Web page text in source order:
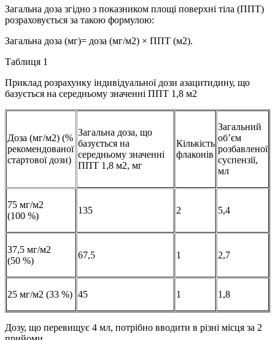
Загальна доза згідно з показником площі поверхні тіла (ППТ)
розраховується за такою формулою:
Загальна доза (мг)= доза (мг/м2) × ППТ (м2).
Таблиця 1
Приклад розрахунку індивідуальної дози азацитидину, що
базується на середньому значенні ППТ 1,8 м2
Доза (мг/м2) (%
рекомендованої
стартової дози)
Загальна доза, що
базується на
середньому значенні
ППТ 1,8 м2, мг
Кількість
флаконів
Загальний
об’єм
розбавленої
суспензії,
мл
75 мг/м2
(100 %)
135 2 5,4
37,5 мг/м2
(50 %)
67,5 1 2,7
25 мг/м2 (33 %) 45 1 1,8
Дозу, що перевищує 4 мл, потрібно вводити в різні місця за 2